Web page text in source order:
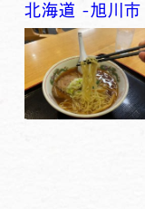
北海道 -旭川市